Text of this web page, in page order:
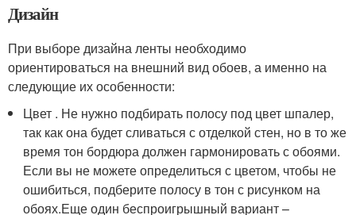
Дизайн
При выборе дизайна ленты необходимо
ориентироваться на внешний вид обоев, а именно на
следующие их особенности:
Цвет . Не нужно подбирать полосу под цвет шпалер,
так как она будет сливаться с отделкой стен, но в то же
время тон бордюра должен гармонировать с обоями.
Если вы не можете определиться с цветом, чтобы не
ошибиться, подберите полосу в тон с рисунком на
обоях.Еще один беспроигрышный вариант –